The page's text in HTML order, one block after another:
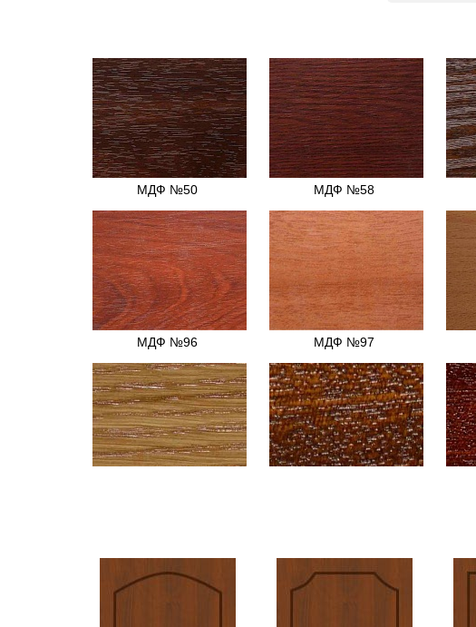
МДФ №50 МДФ №58
МДФ №96 МДФ №97